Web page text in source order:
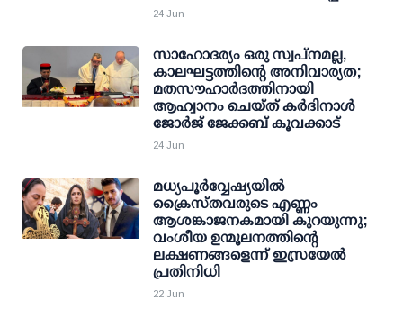
24 Jun
സാഹോദര്യം ഒരു സ്വപ്നമല്ല,
കാലഘട്ടത്തിന്റെ അനിവാര്യത;
മതസൗഹാർദത്തിനായി
ആഹ്വാനം ചെയ്ത് കർദിനാൾ
ജോർജ് ജേക്കബ് കൂവക്കാട്
24 Jun
മധ്യപൂർവ്വേഷ്യയിൽ
ക്രൈസ്തവരുടെ എണ്ണം
ആശങ്കാജനകമായി കുറയുന്നു;
വംശീയ ഉന്മൂലനത്തിന്റെ
ലക്ഷണങ്ങളെന്ന് ഇസ്രയേൽ
പ്രതിനിധി
22 Jun